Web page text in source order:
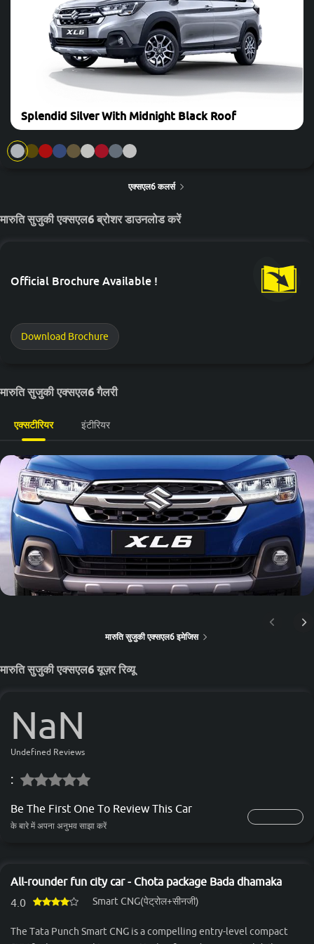
City Mileage
Highway Mileage
Petrol
Automatic
20.3 KM/L
18 KM/L
20 KM/L
Petrol
Manual
21 KM/L
20 KM/L
Petrol+CNG
Manual
24 KM/L
Splendid Silver With Midnight Black Roof
एक्सएल6 कलर्स
मारुति सुजुकी एक्सएल6 ब्रोशर डाउनलोड करें
Official Brochure Available !
Download Brochure
मारुति सुजुकी एक्सएल6 गैलरी
एक्सटीरियर इंटीरियर
मारुति सुजुकी एक्सएल6 इमेजिस
मारुति सुजुकी एक्सएल6 यूज़र रिव्यू
NaN
Undefined Reviews
:
Be The First One To Review This Car
के बारे में अपना अनुभव साझा करें
All-rounder fun city car - Chota package Bada dhamaka
4.0
Smart CNG(पेट्रोल+सीनजी)
The Tata Punch Smart CNG is a compelling entry-level compact